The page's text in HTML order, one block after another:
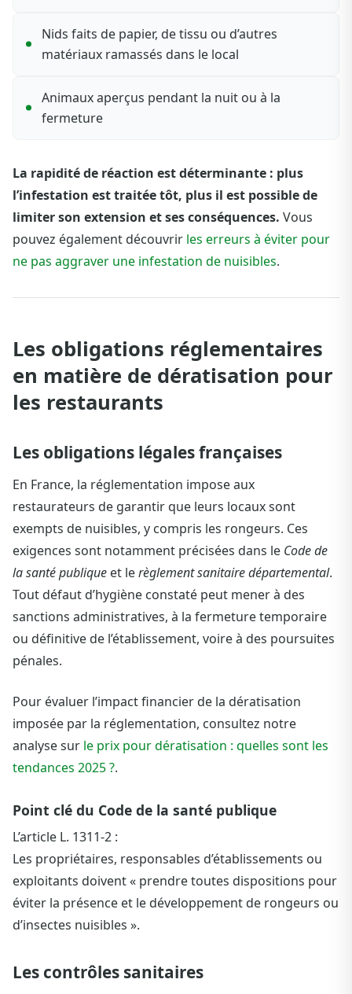
Nids faits de papier, de tissu ou d’autres
matériaux ramassés dans le local
Animaux aperçus pendant la nuit ou à la
fermeture
La rapidité de réaction est déterminante : plus
l’infestation est traitée tôt, plus il est possible de
limiter son extension et ses conséquences. Vous
pouvez également découvrir les erreurs à éviter pour
ne pas aggraver une infestation de nuisibles.
Les obligations réglementaires
en matière de dératisation pour
les restaurants
Les obligations légales françaises
En France, la réglementation impose aux
restaurateurs de garantir que leurs locaux sont
exempts de nuisibles, y compris les rongeurs. Ces
exigences sont notamment précisées dans le Code de
la santé publique et lerèglement sanitaire départemental.
Tout défaut d’hygiène constaté peut mener à des
sanctions administratives, à la fermeture temporaire
ou définitive de l’établissement, voire à des poursuites
pénales.
Pour évaluer l’impact financier de la dératisation
imposée par la réglementation, consultez notre
analyse sur le prix pour dératisation : quelles sont les
tendances 2025 ?.
Point clé du Code de la santé publique
L’article L. 1311-2 :
Les propriétaires, responsables d’établissements ou
exploitants doivent « prendre toutes dispositions pour
éviter la présence et le développement de rongeurs ou
d’insectes nuisibles ».
Les contrôles sanitaires